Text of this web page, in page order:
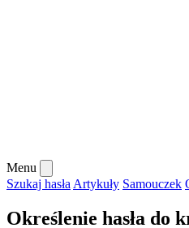
Menu
Szukaj hasła Artykuły Samouczek
Określenie hasła do